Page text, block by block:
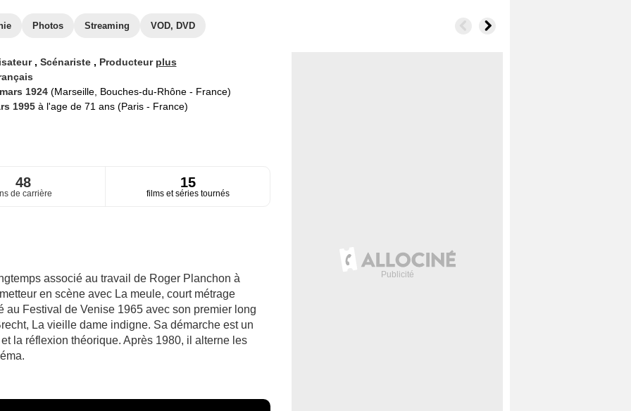
Photos Streaming VOD, DVD
, Scénariste , Producteur plus
1924 (Marseille, Bouches-du-Rhône - France)
1995 à l'age de 71 ans (Paris - France)
48
de carrière
15
films et séries tournés
associé au travail de Roger Planchon à
en scène avec La meule, court métrage
au Festival de Venise 1965 avec son premier long
La vieille dame indigne. Sa démarche est un
la réflexion théorique. Après 1980, il alterne les